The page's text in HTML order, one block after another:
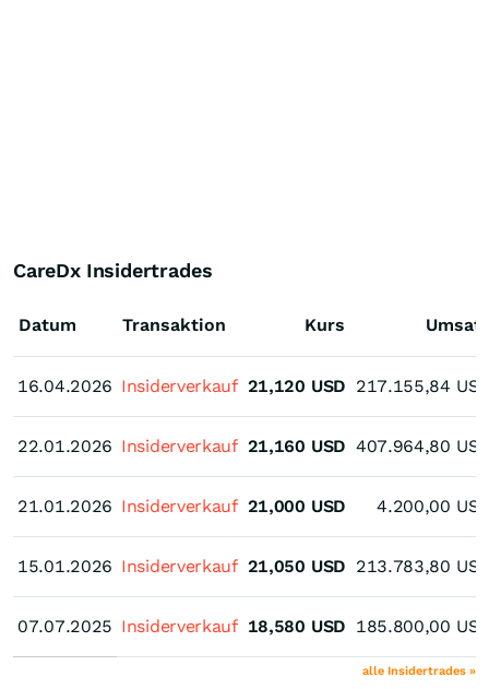
CareDx Insidertrades
Datum
16.04.2026
22.01.2026
21.01.2026
15.01.2026
07.07.2025
Transaktion Kurs Umsatz
16.04.2026 Insiderverkauf 21,120 USD 217.155,84
22.01.2026 Insiderverkauf 21,160 USD 407.964,80
21.01.2026 Insiderverkauf 21,000 USD 4.200,00
15.01.2026 Insiderverkauf 21,050 USD 213.783,80
07.07.2025 Insiderverkauf 18,580 USD 185.800,00
alle Insidertrades »